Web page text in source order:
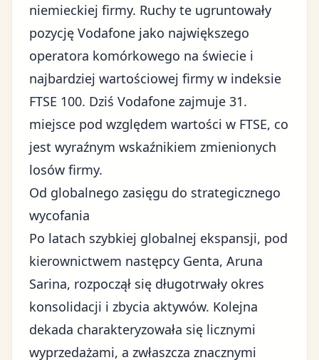
niemieckiej firmy. Ruchy te ugruntowały
pozycję Vodafone jako największego
operatora komórkowego na świecie i
najbardziej wartościowej firmy w indeksie
FTSE 100. Dziś Vodafone zajmuje 31.
miejsce pod względem wartości w FTSE, co
jest wyraźnym wskaźnikiem zmienionych
losów firmy.
Od globalnego zasięgu do strategicznego
wycofania
Po latach szybkiej globalnej ekspansji, pod
kierownictwem następcy Genta, Aruna
Sarina, rozpoczął się długotrwały okres
konsolidacji i zbycia aktywów. Kolejna
dekada charakteryzowała się licznymi
wyprzedażami, a zwłaszcza znacznymi